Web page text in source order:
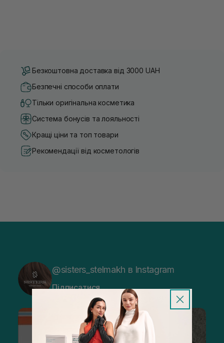
Безкоштовна доставка від 3000 UAH
Безпечні способи оплати
Тільки оригінальна косметика
Система бонусів та лояльності
Кращі ціни та топ товари
Рекомендації від косметологів
@sisters_stelmakh в Instagram
Підписатися